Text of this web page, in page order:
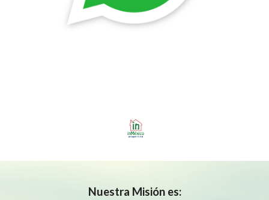
Nuestra Misión es: